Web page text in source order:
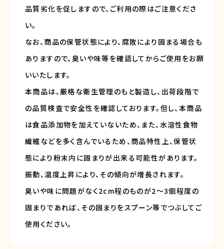
品質劣化を促しますので、ご利用の際はご注意くださ
い。
なお、商品の保管状態により、腐敗により固まる場合も
ありますので、臭いや味等を確認してからご使用をお願
いいたします。
本商品は、厳格な衛生管理のもと製造し、出荷段階で
の品質検査で安全性を確認しております。但し、本商品
は食品添加物を加えていないため、また、水溶性食物
繊維などを多く含んでいるため、商品特性上、保管状
態により粉末内に固まりが出来る可能性があります。
振動、温度上昇により、その傾向が増長されます。
臭いや味に問題がなく2cm程のものが2～3個程度の
固まりであれば、その固まりをスプーン等でつぶしてご
使用ください。